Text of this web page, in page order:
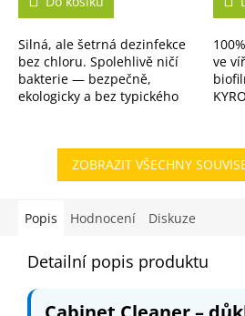
5,0
5
hvězdiček.
Silná, ale šetrná dezinfekce
bez chloru. Spolehlivě ničí
bakterie — bezpečně,
ekologicky a bez typického
5,0
5
ve
ZOBRAZIT VŠECHNY
Popis Hodnocení Diskuze
Detailní popis produktu